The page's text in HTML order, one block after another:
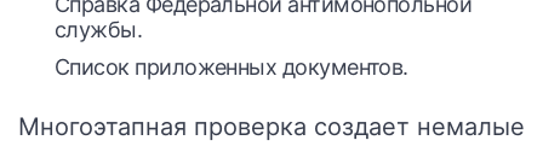
службы.
Список приложенных документов.
Многоэтапная проверка создает немалые